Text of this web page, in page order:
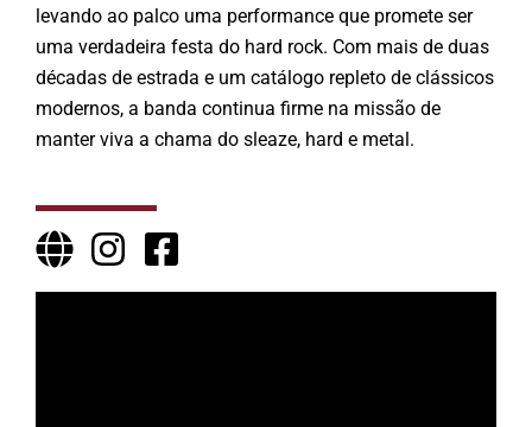
levando ao palco uma performance que promete ser
uma verdadeira festa do hard rock. Com mais de duas
décadas de estrada e um catálogo repleto de clássicos
modernos, a banda continua firme na missão de
manter viva a chama do sleaze, hard e metal.